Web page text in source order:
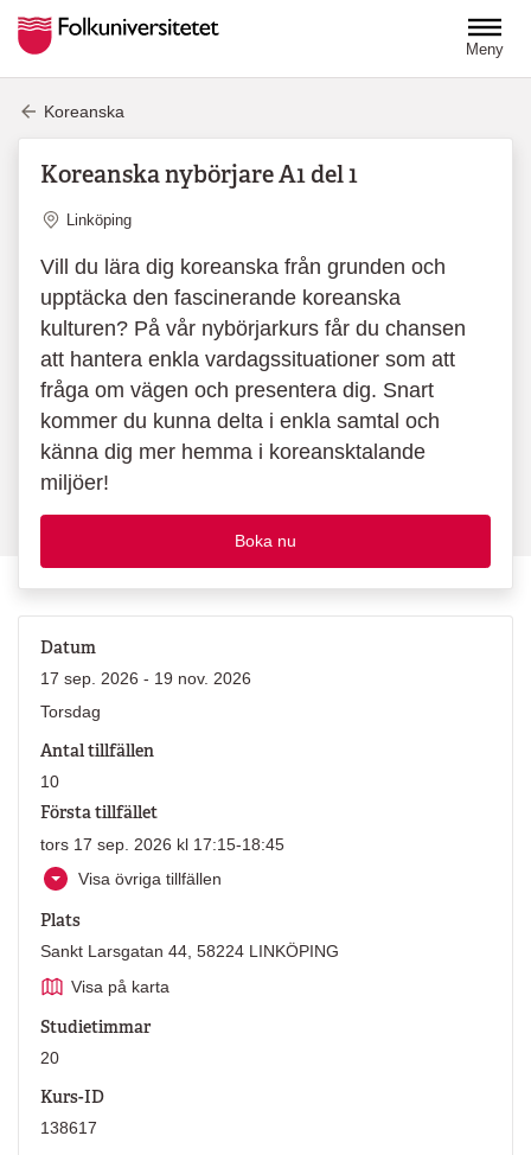
Meny
Koreanska
Koreanska nybörjare A1 del 1
Plats
Linköping
Vill du lära dig koreanska från grunden och
upptäcka den fascinerande koreanska
kulturen? På vår nybörjarkurs får du chansen
att hantera enkla vardagssituationer som att
fråga om vägen och presentera dig. Snart
kommer du kunna delta i enkla samtal och
känna dig mer hemma i koreansktalande
miljöer!
Boka nu
Datum
17 sep. 2026 - 19 nov. 2026
Torsdag
Antal tillfällen
10
Första tillfället
tors 17 sep. 2026 kl 17:15-18:45
Visa övriga tillfällen
Plats
Sankt Larsgatan 44, 58224 LINKÖPING
Visa på karta
Studietimmar
20
Kurs-ID
138617